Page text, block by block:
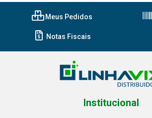
Meus Pedidos
Notas Fiscais
Institucional